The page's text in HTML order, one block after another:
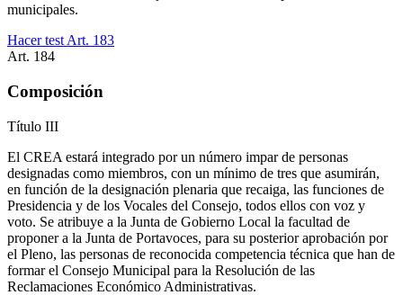
municipales.
Hacer test Art. 183
Art. 184
Composición
Título III
El CREA estará integrado por un número impar de personas
designadas como miembros, con un mínimo de tres que asumirán,
en función de la designación plenaria que recaiga, las funciones de
Presidencia y de los Vocales del Consejo, todos ellos con voz y
voto. Se atribuye a la Junta de Gobierno Local la facultad de
proponer a la Junta de Portavoces, para su posterior aprobación por
el Pleno, las personas de reconocida competencia técnica que han de
formar el Consejo Municipal para la Resolución de las
Reclamaciones Económico Administrativas.